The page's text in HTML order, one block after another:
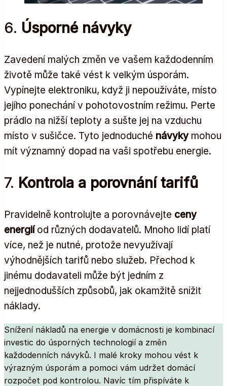
6. Úsporné návyky
Zavedení malých změn ve vašem každodenním
životě může také vést k velkým úsporám.
Vypínejte elektroniku, když ji nepoužíváte, místo
jejího ponechání v pohotovostním režimu. Perte
prádlo na nižší teploty a sušte jej na vzduchu
místo v sušičce. Tyto jednoduché návyky mohou
mít významný dopad na vaši spotřebu energie.
7. Kontrola a porovnání tarifů
Pravidelně kontrolujte a porovnávejte ceny
energií od různých dodavatelů. Mnoho lidí platí
více, než je nutné, protože nevyužívají
výhodnějších tarifů nebo služeb. Přechod k
jinému dodavateli může být jedním z
nejjednodušších způsobů, jak okamžitě snížit
náklady.
Snížení nákladů na energie v domácnosti je kombinací
investic do úsporných technologií a změn
každodenních návyků. I malé kroky mohou vést k
výrazným úsporám a pomoci vám udržet domácí
rozpočet pod kontrolou. Navíc tím přispíváte k